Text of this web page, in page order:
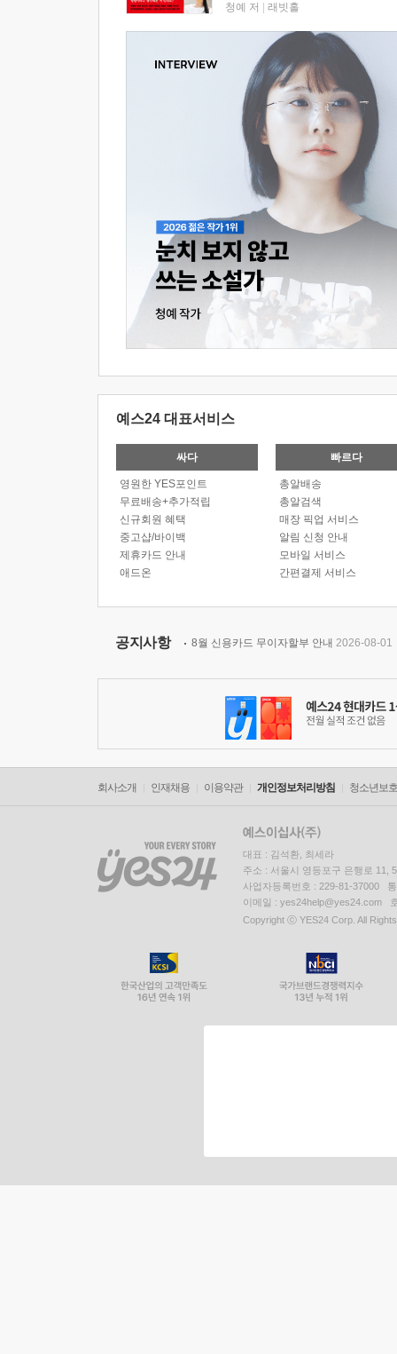
청예 저 래빗홀
예스24 대표서비스
싸다
영원한 YES포인트
무료배송+추가적립
신규회원 혜택
중고샵/바이백
제휴카드 안내
애드온
빠르다
총알배송
총알검색
매장 픽업 서비스
알림 신청 안내
모바일 서비스
간편결제 서비스
공지사항 8월 신용카드 무이자할부 안내 2026-08-01
회사소개 인재채용 이용약관 개인정보처리방침 청소년보
대표 : 김석환, 최세라
주소 : 서울시 영등포구 은행로 11,
사업자등록번호 : 229-81-37000
이메일 : yes24help@yes24.com
Copyright ⓒ YES24 Corp. All